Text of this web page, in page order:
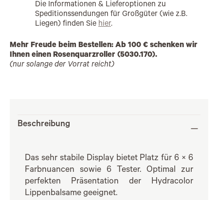
Die Informationen & Lieferoptionen zu
Speditionssendungen für Großgüter (wie z.B.
Liegen) finden Sie hier.
Mehr Freude beim Bestellen: Ab 100 € schenken wir
Ihnen einen Rosenquarzroller (5030.170).
(nur solange der Vorrat reicht)
Beschreibung
Das sehr stabile Display bietet Platz für 6 × 6
Farbnuancen sowie 6 Tester. Optimal zur
perfekten Präsentation der Hydracolor
Lippenbalsame geeignet.